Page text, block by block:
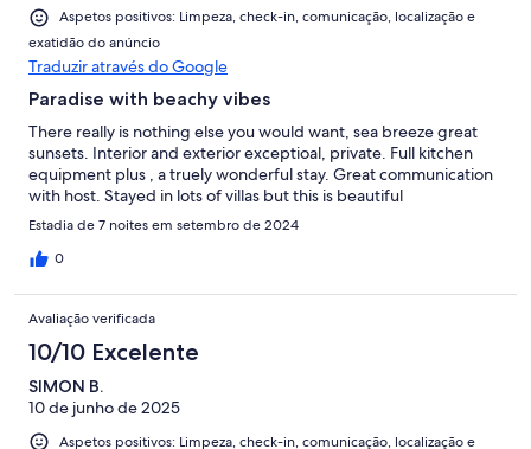
Aspetos positivos: Limpeza, check-in, comunicação, localização e
exatidão do anúncio
Traduzir através do Google
Paradise with beachy vibes
There really is nothing else you would want, sea breeze great
sunsets. Interior and exterior exceptioal, private. Full kitchen
equipment plus , a truely wonderful stay. Great communication
with host. Stayed in lots of villas but this is beautiful
Estadia de 7 noites em setembro de 2024
0
Avaliação verificada
10/10 Excelente
SIMON B.
10 de junho de 2025
Aspetos positivos: Limpeza, check-in, comunicação, localização e